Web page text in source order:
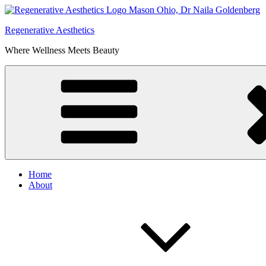
Skip
content
Regenerative Aesthetics
Where Wellness Meets Beauty
Home
About